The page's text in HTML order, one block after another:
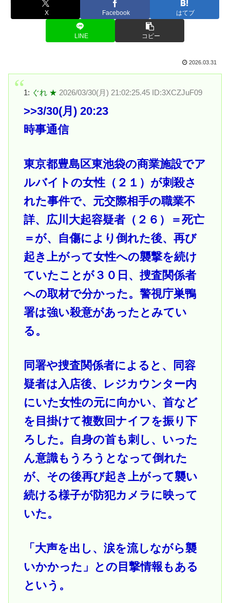
X Facebook はてブ
LINE コピー
2026.03.31
1: ぐれ ★ 2026/03/30(月) 21:02:25.45 ID:3XCZJuF09
>>3/30(月) 20:23
時事通信
東京都豊島区東池袋の商業施設でア
ルバイトの女性（２１）が刺殺さ
れた事件で、元交際相手の職業不
詳、広川大起容疑者（２６）＝死亡
＝が、自傷により倒れた後、再び
起き上がって女性への襲撃を続け
ていたことが３０日、捜査関係者
への取材で分かった。警視庁巣鴨
署は強い殺意があったとみてい
る。
同署や捜査関係者によると、同容
疑者は入店後、レジカウンター内
にいた女性の元に向かい、首など
を目掛けて複数回ナイフを振り下
ろした。自身の首も刺し、いった
ん意識もうろうとなって倒れた
が、その後再び起き上がって襲い
続ける様子が防犯カメラに映って
いた。
「大声を出し、涙を流しながら襲
いかかった」との目撃情報もある
という。